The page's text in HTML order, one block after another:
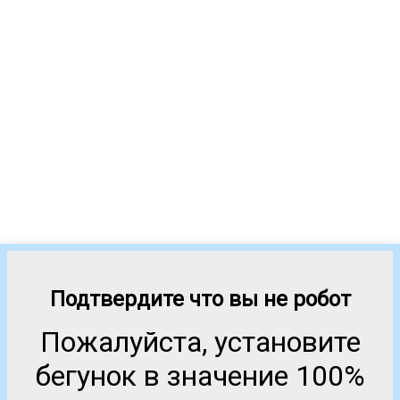
Подтвердите что вы не робот
Пожалуйста, установите
бегунок в значение 100%